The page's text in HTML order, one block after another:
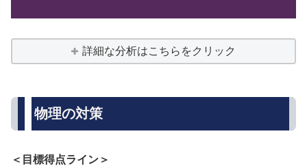
詳細な分析はこちらをクリック
物理の対策
＜目標得点ライン＞